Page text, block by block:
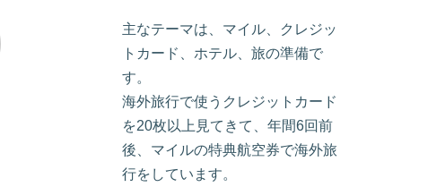
主なテーマは、マイル、クレジッ
トカード、ホテル、旅の準備で
す。
海外旅行で使うクレジットカード
を20枚以上見てきて、年間6回前
後、マイルの特典航空券で海外旅
行をしています。